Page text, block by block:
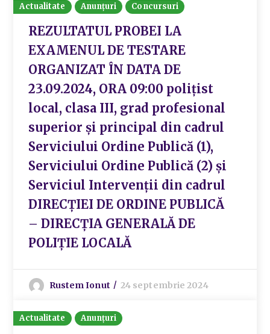
Actualitate Anunțuri Concursuri
REZULTATUL PROBEI LA
EXAMENUL DE TESTARE
ORGANIZAT ÎN DATA DE
23.09.2024, ORA 09:00 polițist
local, clasa III, grad profesional
superior și principal din cadrul
Serviciului Ordine Publică (1),
Serviciului Ordine Publică (2) și
Serviciul Intervenții din cadrul
DIRECȚIEI DE ORDINE PUBLICĂ
– DIRECȚIA GENERALĂ DE
POLIȚIE LOCALĂ
Rustem Ionut 24 septembrie 2024
Actualitate Anunțuri